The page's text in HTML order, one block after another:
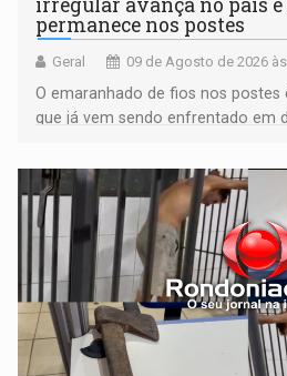
irregular avança no país e
permanece nos postes
Geral 09 de Agosto de 2026
O emaranhado de fios nos postes
que já vem sendo enfrentado em